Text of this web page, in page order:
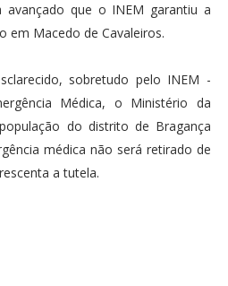
avançado que o INEM garantiu a
em Macedo de Cavaleiros.
sobretudo pelo INEM -
Médica, o Ministério da
do distrito de Bragança
médica não será retirado de
a tutela.